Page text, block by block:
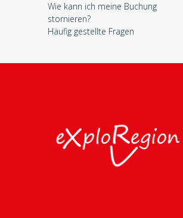
Wie kann ich meine Buchung
stornieren?
Häufig gestellte Fragen